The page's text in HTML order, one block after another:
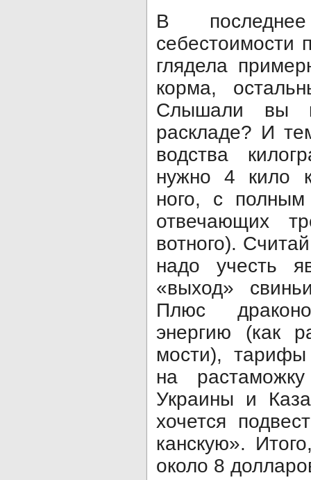
В
себестоимости
глядела
корма,
Слышали вы
раскладе? И
водства
нужно 4 кило
ного, с полным
отвечающих
вотного).
надо учесть
«выход»
Плюс
энергию (как
мости), тарифы
на
Украины и
хочется
канскую».
около 8